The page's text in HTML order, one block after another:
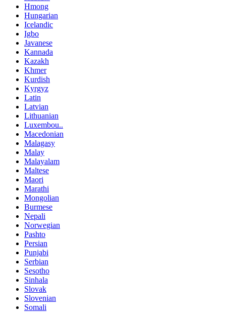
Hmong
Hungarian
Icelandic
Igbo
Javanese
Kannada
Kazakh
Khmer
Kurdish
Kyrgyz
Latin
Latvian
Lithuanian
Luxembou..
Macedonian
Malagasy
Malay
Malayalam
Maltese
Maori
Marathi
Mongolian
Burmese
Nepali
Norwegian
Pashto
Persian
Punjabi
Serbian
Sesotho
Sinhala
Slovak
Slovenian
Somali